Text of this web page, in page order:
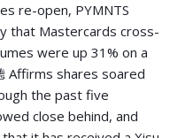
re-open, PYMNTS
that Mastercards cross-
were up 31% on a
Affirms shares soared
the past five
close behind, and